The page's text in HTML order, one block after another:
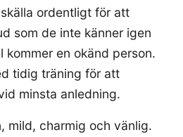
ordentligt för att
som de inte känner igen
kommer en okänd person.
tidig träning för att
minsta anledning.
mild, charmig och vänlig.